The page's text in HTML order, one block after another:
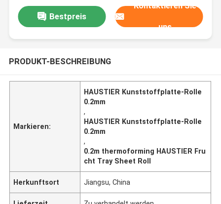
Bestpreis
Kontaktieren Sie
uns
PRODUKT-BESCHREIBUNG
Markieren:
HAUSTIER Kunststoffplatte-Rolle
0.2mm
,
HAUSTIER Kunststoffplatte-Rolle
0.2mm
,
0.2m thermoforming HAUSTIER Fru
cht Tray Sheet Roll
Herkunftsort Jiangsu, China